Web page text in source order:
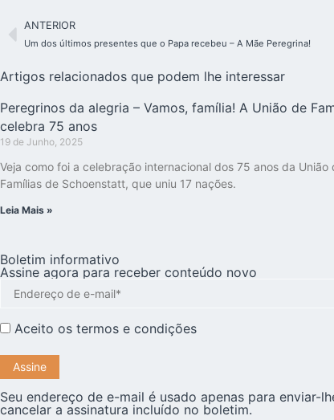
ANTERIOR
Um dos últimos presentes que o Papa recebeu – A Mãe Peregrina!
Artigos relacionados que podem lhe interessar
Peregrinos da alegria – Vamos, família! A União de
celebra 75 anos
19 de Junho, 2025
Veja como foi a celebração internacional dos 75 anos da União
Famílias de Schoenstatt, que uniu 17 nações.
Leia Mais »
Boletim informativo
Assine agora para receber conteúdo novo
Aceito os termos e condições
Seu endereço de e-mail é usado apenas para
cancelar a assinatura incluído no boletim.